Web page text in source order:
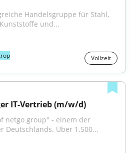
Handelsgruppe für Stahl,
und...
Vollzeit
IT-Vertrieb (m/w/d)
netgo group" - einem der
Deutschlands. Über 1.500...